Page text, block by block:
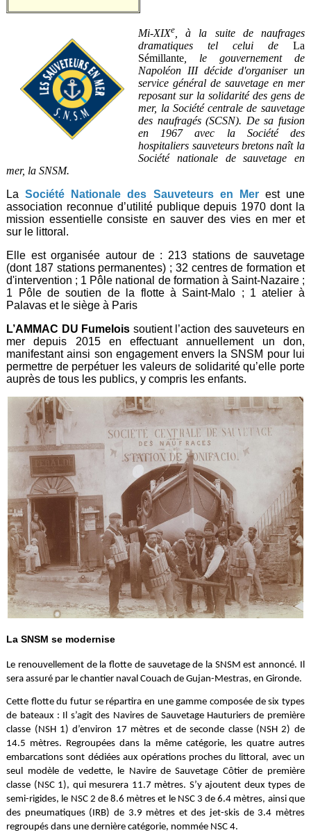
Mi-XIXe , à la suite de naufrages
dramatiques tel celui de La
Sémillante , le gouvernement de
Napoléon III décide d'organiser un
service général de sauvetage en mer
reposant sur la solidarité des gens de
mer, la Société centrale de sauvetage
des naufragés (SCSN). De sa fusion
en 1967 avec la Société des
hospitaliers sauveteurs bretons naît la
Société nationale de sauvetage en
mer, la SNSM.
LaSociété Nationale des Sauveteurs en Merest une
association reconnue d’utilité publique depuis 1970 dont la
mission essentielle consiste en sauver des vies en mer et
sur le littoral.
Elle est organisée autour de : 213 stations de sauvetage
(dont 187 stations permanentes) ; 32 centres de formation et
d'intervention ; 1 Pôle national de formation à Saint-Nazaire ;
1 Pôle de soutien de la flotte à Saint-Malo ; 1 atelier à
Palavas et le siège à Paris
L’AMMAC DU Fumelois soutient l’action des sauveteurs en
mer depuis 2015 en effectuant annuellement un don,
manifestant ainsi son engagement envers la SNSM pour lui
permettre de perpétuer les valeurs de solidarité qu’elle porte
auprès de tous les publics, y compris les enfants.
La SNSM se modernise
Le renouvellement de la flotte de sauvetage de la SNSM est annoncé. Il
sera assuré par le chantier naval Couach de Gujan-Mestras, en Gironde.
Cette flotte du futur se répartira en une gamme composée de six types
de bateaux : Il s’agit des Navires de Sauvetage Hauturiers de première
classe (NSH 1) d’environ 17 mètres et de seconde classe (NSH 2) de
14.5 mètres. Regroupées dans la même catégorie, les quatre autres
embarcations sont dédiées aux opérations proches du littoral, avec un
seul modèle de vedette, le Navire de Sauvetage Côtier de première
classe (NSC 1), qui mesurera 11.7 mètres. S’y ajoutent deux types de
semi-rigides, le NSC 2 de 8.6 mètres et le NSC 3 de 6.4 mètres, ainsi que
des pneumatiques (IRB) de 3.9 mètres et des jet-skis de 3.4 mètres
regroupés dans une dernière catégorie, nommée NSC 4.